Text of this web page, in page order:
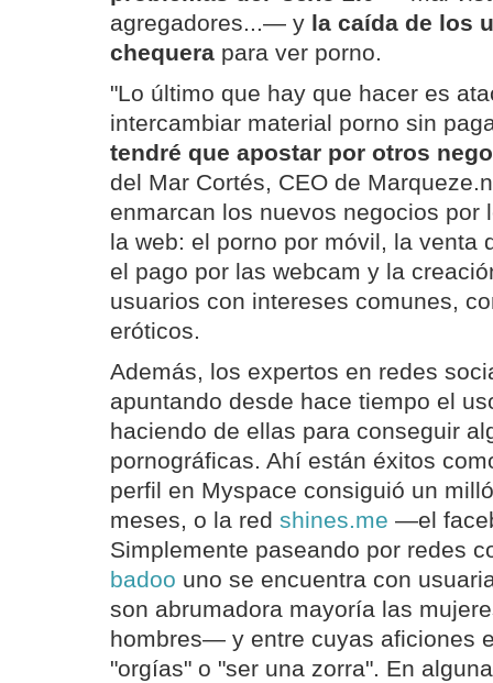
agregadores...— y la caída de los
chequera para ver porno.
"Lo último que hay que hacer es
intercambiar material porno sin
tendré que apostar por otros
del Mar Cortés, CEO de
enmarcan los nuevos negocios por
la web: el porno por móvil, la venta
el pago por las webcam y la
usuarios con intereses comunes,
eróticos.
Además, los expertos en redes
apuntando desde hace tiempo el
haciendo de ellas para conseguir
pornográficas. Ahí están éxitos
perfil en Myspace consiguió un
meses, o la red shines.me —el
Simplemente paseando por redes
badoo uno se encuentra con
son abrumadora mayoría las
hombres— y entre cuyas aficiones
"orgías" o "ser una zorra". En